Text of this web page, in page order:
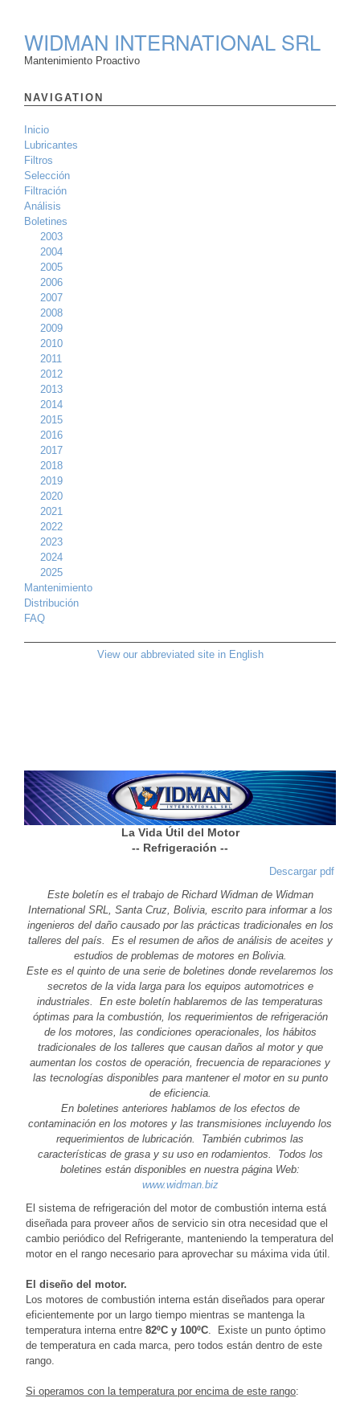
WIDMAN INTERNATIONAL SRL
Mantenimiento Proactivo
NAVIGATION
Inicio
Lubricantes
Filtros
Selección
Filtración
Análisis
Boletines
2003
2004
2005
2006
2007
2008
2009
2010
2011
2012
2013
2014
2015
2016
2017
2018
2019
2020
2021
2022
2023
2024
2025
Mantenimiento
Distribución
FAQ
View our abbreviated site in English
La Vida Útil del Motor
-- Refrigeración --
Descargar pdf
Este boletín es el trabajo de Richard Widman de Widman
International SRL, Santa Cruz, Bolivia, escrito para informar a los
ingenieros del daño causado por las prácticas tradicionales en los
talleres del país. Es el resumen de años de análisis de aceites y
estudios de problemas de motores en Bolivia.
Este es el quinto de una serie de boletines donde revelaremos los
secretos de la vida larga para los equipos automotrices e
industriales. En este boletín hablaremos de las temperaturas
óptimas para la combustión, los requerimientos de refrigeración
de los motores, las condiciones operacionales, los hábitos
tradicionales de los talleres que causan daños al motor y que
aumentan los costos de operación, frecuencia de reparaciones y
las tecnologías disponibles para mantener el motor en su punto
de eficiencia.
En boletines anteriores hablamos de los efectos de
contaminación en los motores y las transmisiones incluyendo los
requerimientos de lubricación. También cubrimos las
características de grasa y su uso en rodamientos. Todos los
boletines están disponibles en nuestra página Web:
www.widman.biz
El sistema de refrigeración del motor de combustión interna está
diseñada para proveer años de servicio sin otra necesidad que el
cambio periódico del Refrigerante, manteniendo la temperatura del
motor en el rango necesario para aprovechar su máxima vida útil.
El diseño del motor.
Los motores de combustión interna están diseñados para operar
eficientemente por un largo tiempo mientras se mantenga la
temperatura interna entre 82ºC y 100ºC . Existe un punto óptimo
de temperatura en cada marca, pero todos están dentro de este
rango.
Si operamos con la temperatura por encima de este rango: